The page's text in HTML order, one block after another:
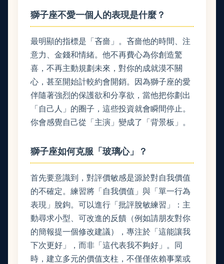
獅子座不愛一個人的表現是什麼？
最明顯的指標是「吝嗇」。吝嗇他的時間、注
意力、金錢和情緒。他不再費心為你創造驚
喜，不再主動規劃未來，對你的成就漠不關
心，甚至開始計較約會開銷。因為獅子座的愛
伴隨著強烈的保護欲和分享欲，當他把你劃出
「自己人」的圈子，這些投資就會瞬間停止。
你會感覺自己從「主演」變成了「背景板」。
獅子座如何克服「玻璃心」？
首先要意識到，對評價敏感是源於對自我價值
的不確定。練習將「自我價值」與「單一行為
表現」脫鉤。可以進行「批評脫敏練習」：主
動尋求小型、可改進的反饋（例如請朋友對你
的簡報提一個修改建議），專注於「這能讓我
下次更好」，而非「這代表我不夠好」。同
時，建立多元的價值支柱，不僅僅依賴事業或